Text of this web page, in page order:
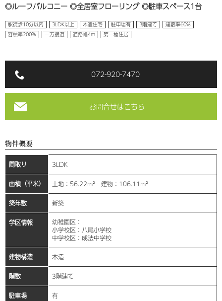
◎ルーフバルコニー ◎全居室フローリング ◎駐車スペース1台
駅徒歩10分以内 3LDK以上 木造住宅 駐車場有 3階建て
建蔽率60%
容積率200%
一方接道 道路幅4m 第一種住居
072-920-7470
お問合せはこちら
物件概要
間取り 3LDK
面積（平米） 土地：56.22m² 建物：106.11m²
築年数 新築
学区情報
幼稚園区：
小学校区：八尾小学校
中学校区：成法中学校
建物構造 木造
階数 3階建て
駐車場 有